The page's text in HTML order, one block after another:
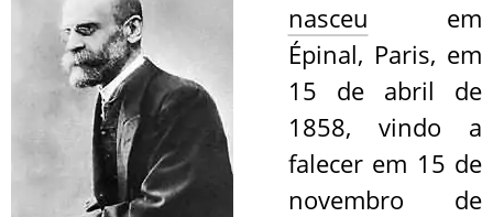
nasceu em
Épinal, Paris, em
15 de abril de
1858, vindo a
falecer em 15 de
novembro de